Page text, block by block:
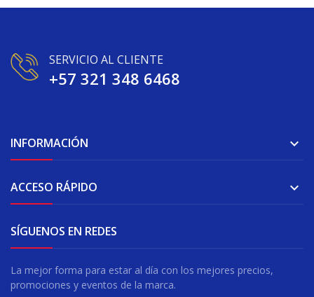
SERVICIO AL CLIENTE
+57 321 348 6468
INFORMACIÓN 
ACCESO RÁPIDO 
SÍGUENOS EN REDES
La mejor forma para estar al día con los mejores precios,
promociones y eventos de la marca.